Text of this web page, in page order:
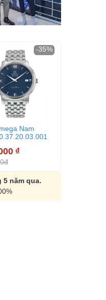
Nam
₫
-35%
5 năm qua.